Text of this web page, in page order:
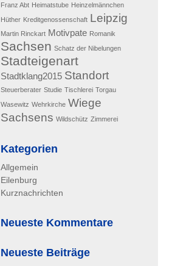
Franz Abt Heimatstube Heinzelmännchen
Hüther Kreditgenossenschaft Leipzig
Martin Rinckart Motivpate Romanik
Sachsen Schatz der Nibelungen
Stadteigenart
Stadtklang2015 Standort
Steuerberater Studie Tischlerei Torgau
Wasewitz Wehrkirche Wiege
Sachsens Wildschütz Zimmerei
Kategorien
Allgemein
Eilenburg
Kurznachrichten
Neueste Kommentare
Neueste Beiträge